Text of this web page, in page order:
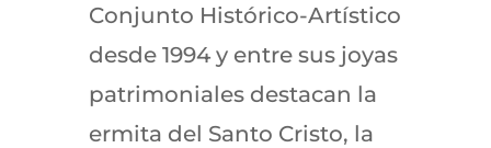
Conjunto Histórico-Artístico
desde 1994 y entre sus joyas
patrimoniales destacan la
ermita del Santo Cristo, la